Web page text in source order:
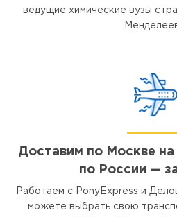
ведущие химические вузы
Доставим по Москве
по России —
Работаем с PonyExpress и
можете выбрать свою